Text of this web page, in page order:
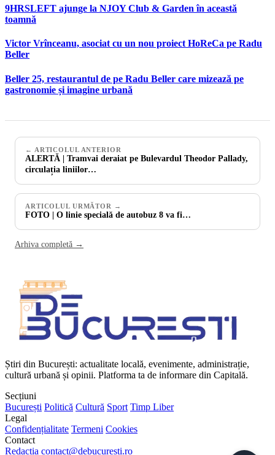
9HRSLEFT ajunge la NJOY Club & Garden în această
toamnă
Victor Vrînceanu, asociat cu un nou proiect HoReCa pe Radu
Beller
Beller 25, restaurantul de pe Radu Beller care mizează pe
gastronomie și imagine urbană
← ARTICOLUL ANTERIOR
ALERTĂ | Tramvai deraiat pe Bulevardul Theodor Pallady,
circulația liniilor…
ARTICOLUL URMĂTOR →
FOTO | O linie specială de autobuz 8 va fi…
Arhiva completă →
Știri din București: actualitate locală, evenimente, administrație,
cultură urbană și opinii. Platforma ta de informare din Capitală.
Secțiuni
București Politică Cultură Sport Timp Liber
Legal
Confidențialitate Termeni Cookies
Contact
Redacția contact@debucuresti.ro